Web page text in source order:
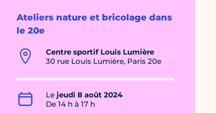
Ateliers nature et bricolage dans
le 20e
Centre sportif Louis Lumière
30 rue Louis Lumière, Paris 20e
Le jeudi 8 août 2024
De 14 h à 17 h